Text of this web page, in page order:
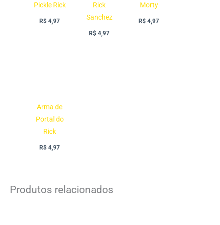
Pickle Rick
R$ 4,97
Rick
Sanchez
R$ 4,97
Morty
R$ 4,97
Arma de
Portal do
Rick
R$ 4,97
Produtos relacionados